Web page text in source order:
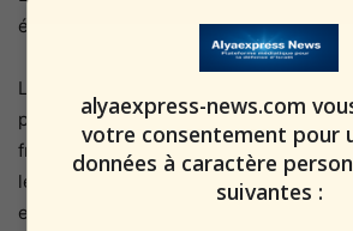
également déclaré à l’époque.
Les principaux médias occidentaux
perdu ses systèmes de défense
frappe israélienne. Le conseiller du
le Moyen-Orient, Amos Hochstein, a
est essentiellement nu » et ne dispose
alyaexpress-news.com
votre consentement pour
données à caractère
suivantes :